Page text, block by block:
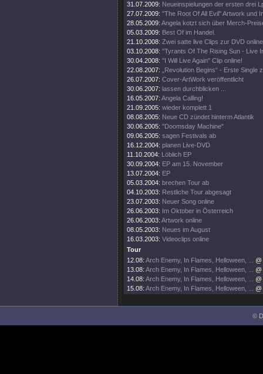
31.07.2009: Neueinspielungen der ersten drei
27.07.2009: "The Root Of All Evil" Artwork und
28.05.2009: Angela kotzt sich über Merch-
05.03.2009: Best Of im Handel.
21.10.2008: Zwei satte live Clips zur DVD
03.10.2008: "Tyrants Of The Rising Sun - Live
30.04.2008: "I Will Live Again" Clip online!
22.08.2007:
„Revolution Begins“ - Erste Single
26.07.2007: Cover-ArtWork veröffentlicht
30.06.2007: lassen durchblicken ...
16.05.2007: Angela Calling!
21.09.2005: wieder komplett 1
08.08.2005: Neue CD zündet hinterm Atlantik
30.06.2005: "Doomsday Machine"
09.06.2005: sagen Festivals ab
16.12.2004: planen Live-DVD
11.10.2004: Löblich EP
30.09.2004: EP am 15. November
13.07.2004: EP
05.03.2004: brechen Tour ab
04.10.2003: Restliche Tour abgesagt
23.07.2003: Neuer Song online
26.06.2003: Im Oktober in Österreich
26.06.2003: Artwork online
08.05.2003: Neues im August
16.03.2003: Videoclips online
Tour
12.08: Arch Enemy, In Flames, Helloween, ...
13.08: Arch Enemy, In Flames, Helloween, ...
14.08: Arch Enemy, In Flames, Helloween, ...
15.08: Arch Enemy, In Flames, Helloween, ...
©